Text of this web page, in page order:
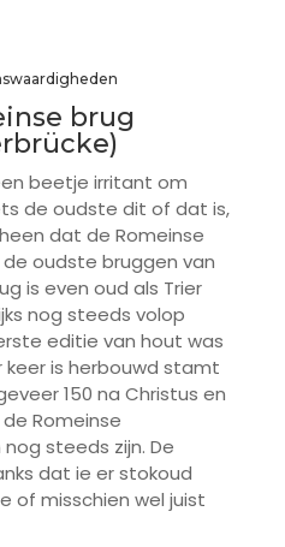
brug
beetje irritant om
de oudste dit of dat is,
dat de Romeinse
oudste bruggen van
is even oud als Trier
nog steeds volop
editie van hout was
keer is herbouwd stamt
150 na Christus en
Romeinse
steeds zijn. De
dat ie er stokoud
of misschien wel juist